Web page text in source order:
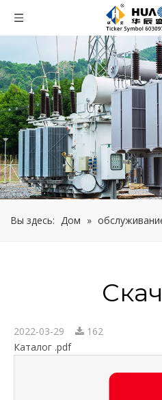
Вы здесь: Дом »
2022-03-29
162
Каталог .pdf